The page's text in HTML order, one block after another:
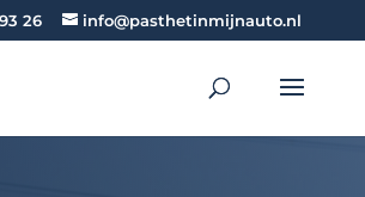
26 info@pasthetinmijnauto.nl